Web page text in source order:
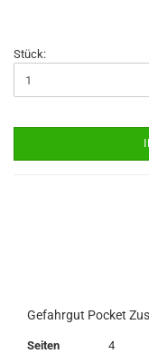
Stück:
Gefahrgut Pocket
Seiten
4